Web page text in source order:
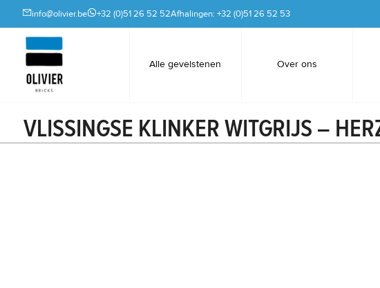
info@olivier.be +32 (0)51 26 52 52Afhalingen: +32 (0)51 26 52 53
Alle gevelstenen Over ons
VLISSINGSE KLINKER WITGRIJS –